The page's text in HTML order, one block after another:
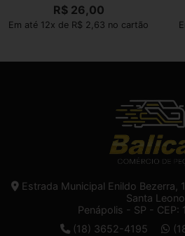
R$26,00
Em até 12x de R$ 2,63 no cartão
Estrada Municipal Enildo Bezerra,
Santa
Penápolis - SP -
(18) 3652-4195